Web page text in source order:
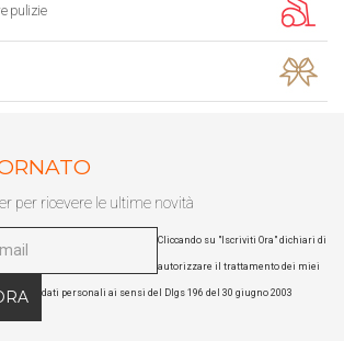
pulizie
per ricevere le ultime novità
Cliccando su "Iscriviti Ora" dichiari di
autorizzare il trattamento dei miei
dati personali ai sensi del Dlgs 196 del 30 giugno 2003